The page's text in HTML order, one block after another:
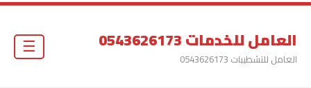
العامل للخدمات 0543626173
العامل للتشطيبات 0543626173